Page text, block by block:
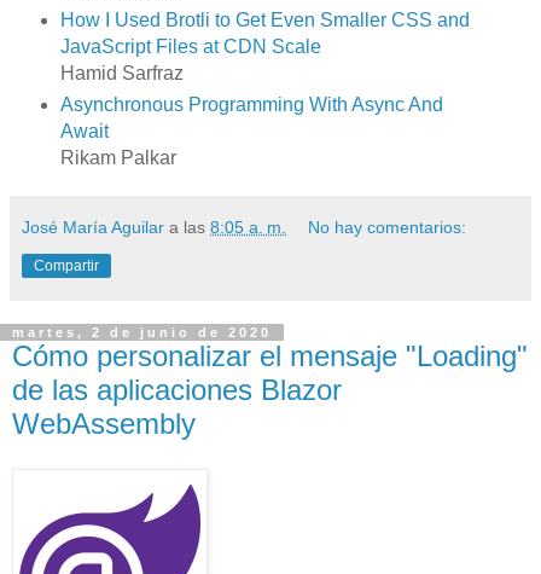
How I Used Brotli to Get Even Smaller CSS and
JavaScript Files at CDN Scale
Hamid Sarfraz
Asynchronous Programming With Async And
Await
Rikam Palkar
José María Aguilar a las 8:05 a. m. No hay comentarios:
Compartir
martes, 2 de junio de 2020
Cómo personalizar el mensaje "Loading"
de las aplicaciones Blazor
WebAssembly